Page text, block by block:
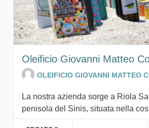
Oleificio Giovanni Matteo
OLEIFICIO GIOVANNI MATTEO
La nostra azienda sorge a Riola
penisola del Sinis, situata nella